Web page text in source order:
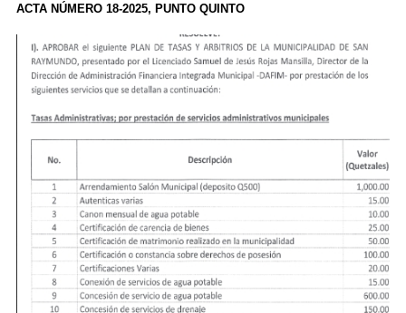
ACTA NÚMERO 18-2025, PUNTO QUINTO